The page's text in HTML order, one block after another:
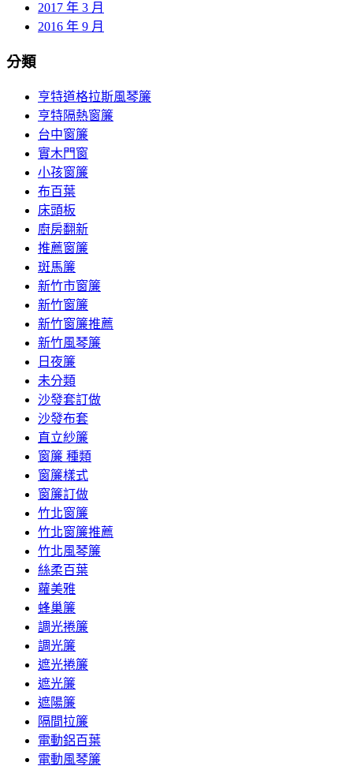
2017 年 3 月
2016 年 9 月
分類
亨特道格拉斯風琴簾
亨特隔熱窗簾
台中窗簾
實木門窗
小孩窗簾
布百葉
床頭板
廚房翻新
推薦窗簾
斑馬簾
新竹市窗簾
新竹窗簾
新竹窗簾推薦
新竹風琴簾
日夜簾
未分類
沙發套訂做
沙發布套
直立紗簾
窗簾 種類
窗簾樣式
窗簾訂做
竹北窗簾
竹北窗簾推薦
竹北風琴簾
絲柔百葉
蘿美雅
蜂巢簾
調光捲簾
調光簾
遮光捲簾
遮光簾
遮陽簾
隔間拉簾
電動鋁百葉
電動風琴簾